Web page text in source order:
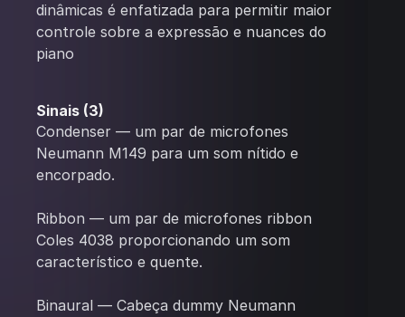
dinâmicas é enfatizada para permitir maior
controle sobre a expressão e nuances do
piano
Sinais (3)
Condenser — um par de microfones
Neumann M149 para um som nítido e
encorpado.
Ribbon — um par de microfones ribbon
Coles 4038 proporcionando um som
característico e quente.
Binaural — Cabeça dummy Neumann